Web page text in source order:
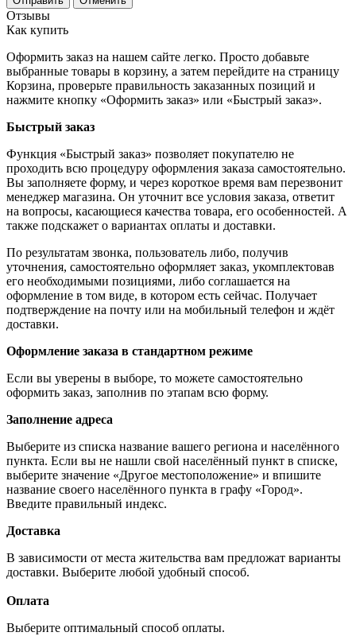
Отзывы
Как купить
Оформить заказ на нашем сайте легко. Просто добавьте
выбранные товары в корзину, а затем перейдите на страницу
Корзина, проверьте правильность заказанных позиций и
нажмите кнопку «Оформить заказ» или «Быстрый заказ».
Быстрый заказ
Функция «Быстрый заказ» позволяет покупателю не
проходить всю процедуру оформления заказа самостоятельно.
Вы заполняете форму, и через короткое время вам перезвонит
менеджер магазина. Он уточнит все условия заказа, ответит
на вопросы, касающиеся качества товара, его особенностей. А
также подскажет о вариантах оплаты и доставки.
По результатам звонка, пользователь либо, получив
уточнения, самостоятельно оформляет заказ, укомплектовав
его необходимыми позициями, либо соглашается на
оформление в том виде, в котором есть сейчас. Получает
подтверждение на почту или на мобильный телефон и ждёт
доставки.
Оформление заказа в стандартном режиме
Если вы уверены в выборе, то можете самостоятельно
оформить заказ, заполнив по этапам всю форму.
Заполнение адреса
Выберите из списка название вашего региона и населённого
пункта. Если вы не нашли свой населённый пункт в списке,
выберите значение «Другое местоположение» и впишите
название своего населённого пункта в графу «Город».
Введите правильный индекс.
Доставка
В зависимости от места жительства вам предложат варианты
доставки. Выберите любой удобный способ.
Оплата
Выберите оптимальный способ оплаты.